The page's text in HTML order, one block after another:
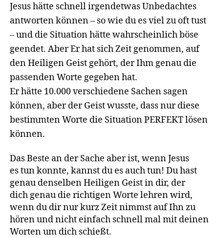
Jesus hätte schnell irgendetwas Unbedachtes
antworten können – so wie du es viel zu oft tust
– und die Situation hätte wahrscheinlich böse
geendet. Aber Er hat sich Zeit genommen, auf
den Heiligen Geist gehört, der Ihm genau die
passenden Worte gegeben hat.
Er hätte 10.000 verschiedene Sachen sagen
können, aber der Geist wusste, dass nur diese
bestimmten Worte die Situation PERFEKT lösen
können.
Das Beste an der Sache aber ist, wenn Jesus
es tun konnte, kannst du es auch tun! Du hast
genau denselben Heiligen Geist in dir, der
dich genau die richtigen Worte lehren wird,
wenn du dir nur kurz Zeit nimmst auf Ihn zu
hören und nicht einfach schnell mal mit deinen
Worten um dich schießt.